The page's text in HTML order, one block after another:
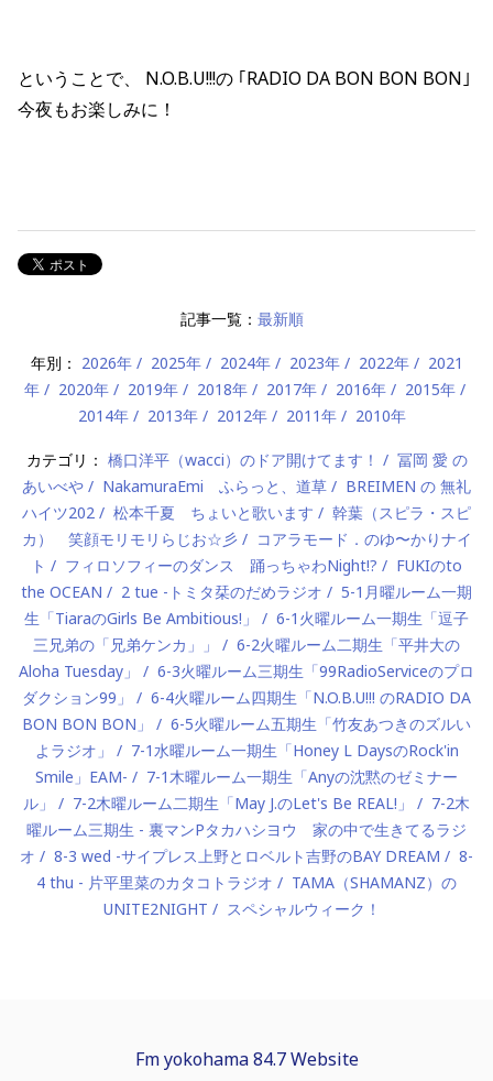
ということで、 N.O.B.U!!!の ｢RADIO DA BON BON BON｣
今夜もお楽しみに！
記事一覧： 最新順
年別： 2026年 2025年 2024年 2023年 2022年
2021
年
2020年 2019年 2018年 2017年 2016年
2015年
2014年
2013年 2012年 2011年 2010年
カテゴリ： 橋口洋平（wacci）のドア開けてます！
冨岡 愛 の
あいべや
NakamuraEmi ふらっと、道草
BREIMEN の 無礼
ハイツ202
松本千夏 ちょいと歌います
幹葉（スピラ・スピ
カ） 笑顔モリモリらじお☆彡
コアラモード．のゆ〜かりナイ
ト
フィロソフィーのダンス 踊っちゃわNight!?
FUKIのto
the OCEAN
2 tue -トミタ栞のだめラジオ
5-1月曜ルーム一期
生「TiaraのGirls Be Ambitious!」
6-1火曜ルーム一期生「逗子
三兄弟の「兄弟ケンカ」」
6-2火曜ルーム二期生「平井大の
Aloha Tuesday」
6-3火曜ルーム三期生「99RadioServiceのプロ
ダクション99」
6-4火曜ルーム四期生「N.O.B.U!!! のRADIO DA
BON BON BON」
6-5火曜ルーム五期生「竹友あつきのズルい
よラジオ」
7-1水曜ルーム一期生「Honey L DaysのRock'in
Smile」EAM-
7-1木曜ルーム一期生「Anyの沈黙のゼミナー
ル」
7-2木曜ルーム二期生「May J.のLet's Be REAL!」
7-2木
曜ルーム三期生 - 裏マンPタカハシヨウ 家の中で生きてるラジ
オ
8-3 wed -サイプレス上野とロベルト吉野のBAY DREAM
8-
4 thu - 片平里菜のカタコトラジオ
TAMA（SHAMANZ）の
UNITE2NIGHT
スペシャルウィーク！
Fm yokohama 84.7 Website